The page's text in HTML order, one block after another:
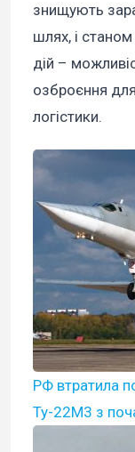
знищують
шлях, і
дій –
озброєння
логістики.
РФ втратила
Ту-22М3 з